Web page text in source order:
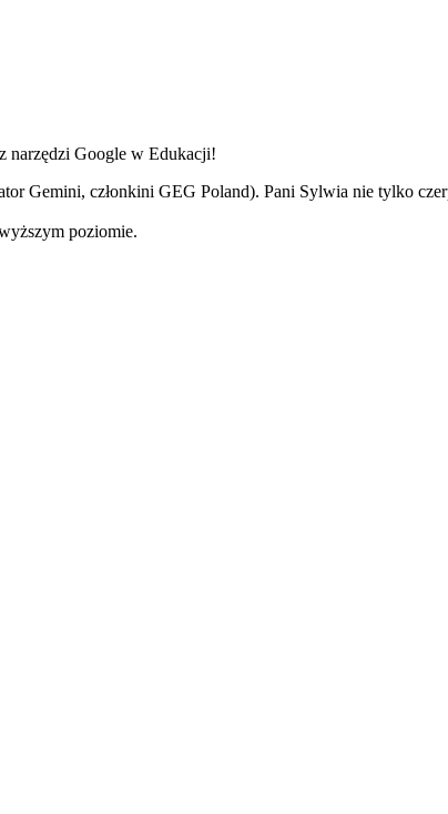
narzędzi Google w Edukacji!
Gemini, członkini GEG Poland). Pani Sylwia nie tylko
poziomie.